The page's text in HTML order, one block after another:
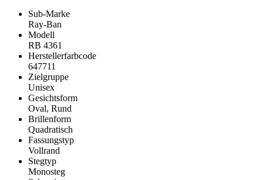
Sub-Marke
Ray-Ban
Modell
RB 4361
Herstellerfarbcode
647711
Zielgruppe
Unisex
Gesichtsform
Oval, Rund
Brillenform
Quadratisch
Fassungstyp
Vollrand
Stegtyp
Monosteg